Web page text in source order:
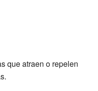
que atraen o repelen